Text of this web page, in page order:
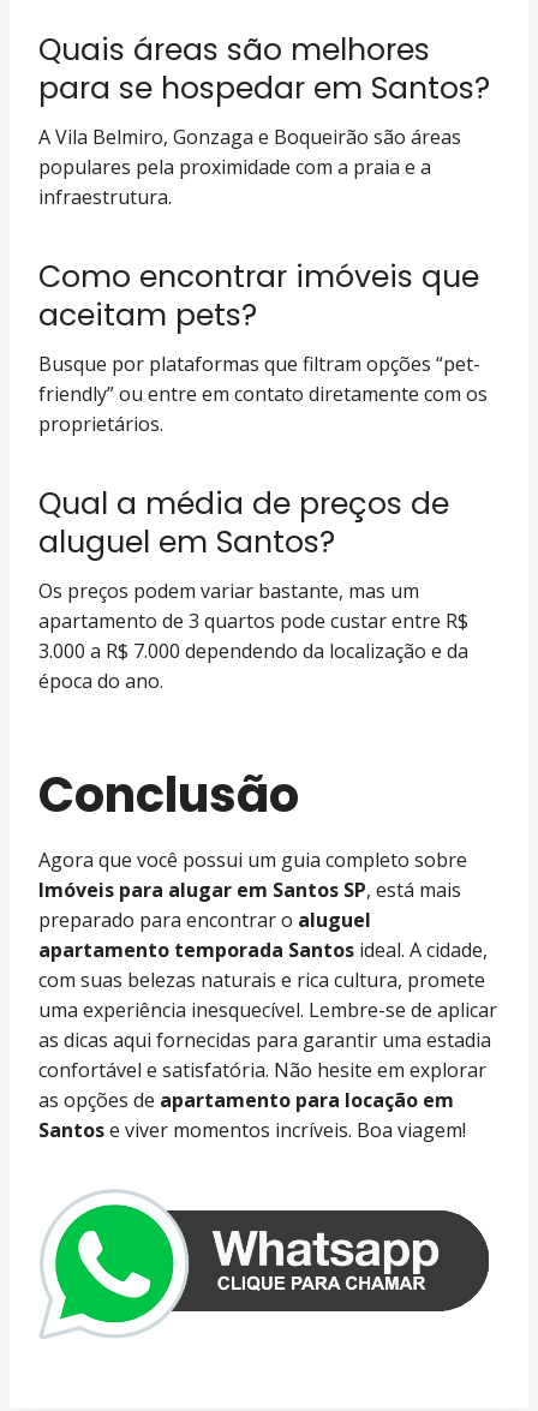
Quais áreas são melhores
para se hospedar em Santos?
A Vila Belmiro, Gonzaga e Boqueirão são áreas
populares pela proximidade com a praia e a
infraestrutura.
Como encontrar imóveis que
aceitam pets?
Busque por plataformas que filtram opções “pet-
friendly” ou entre em contato diretamente com os
proprietários.
Qual a média de preços de
aluguel em Santos?
Os preços podem variar bastante, mas um
apartamento de 3 quartos pode custar entre R$
3.000 a R$ 7.000 dependendo da localização e da
época do ano.
Conclusão
Agora que você possui um guia completo sobre
Imóveis para alugar em Santos SP, está mais
preparado para encontrar o aluguel
apartamento temporada Santos ideal. A cidade,
com suas belezas naturais e rica cultura, promete
uma experiência inesquecível. Lembre-se de aplicar
as dicas aqui fornecidas para garantir uma estadia
confortável e satisfatória. Não hesite em explorar
as opções de apartamento para locação em
Santose viver momentos incríveis. Boa viagem!